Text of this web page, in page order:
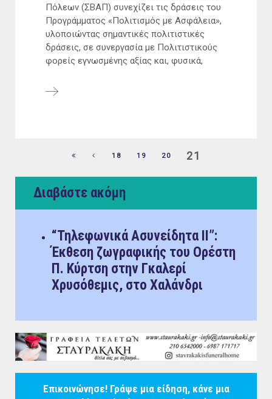
Πόλεων (ΣΒΑΠ) συνεχίζει τις δράσεις του
Προγράμματος «Πολιτισμός με Ασφάλεια»,
υλοποιώντας σημαντικές πολιτιστικές
δράσεις, σε συνεργασία με Πολιτιστικούς
φορείς εγνωσμένης αξίας και, φυσικά,
18 19 20 21
Διαβάστε ακόμη
“Τηλεφωνικά Ασυνείδητα ΙΙ”:
Έκθεση ζωγραφικής του Ορέστη
Π. Κύρτση στην Γκαλερί
Χρυσόθεμις, στο Χαλάνδρι
Επικοινώνησε! Γράψε μια είδηση, κάνε μια